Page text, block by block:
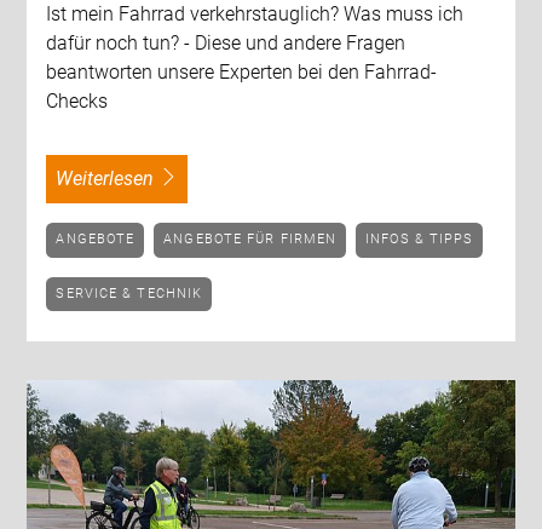
Ist mein Fahrrad verkehrstauglich? Was muss ich
dafür noch tun? - Diese und andere Fragen
beantworten unsere Experten bei den Fahrrad-
Checks
weiterlesen
ANGEBOTE ANGEBOTE FÜR FIRMEN INFOS & TIPPS
SERVICE & TECHNIK